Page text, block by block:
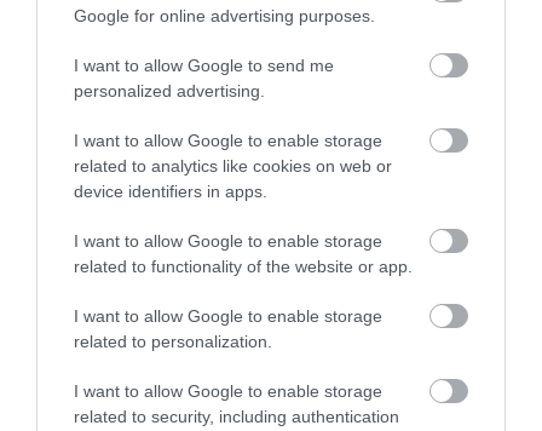
Google for online advertising purposes.
I want to allow Google to send me
personalized advertising.
I want to allow Google to enable storage
related to analytics like cookies on web or
device identifiers in apps.
I want to allow Google to enable storage
related to functionality of the website or app.
I want to allow Google to enable storage
related to personalization.
I want to allow Google to enable storage
related to security, including authentication